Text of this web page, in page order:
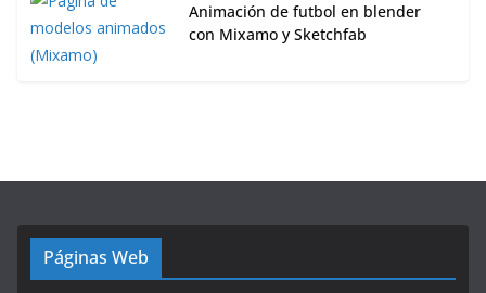
Animación de futbol en blender
con Mixamo y Sketchfab
Páginas Web